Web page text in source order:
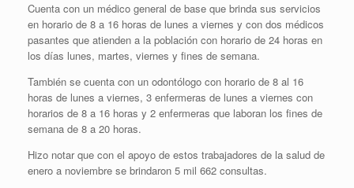
Cuenta con un médico general de base que brinda sus servicios
en horario de 8 a 16 horas de lunes a viernes y con dos médicos
pasantes que atienden a la población con horario de 24 horas en
los días lunes, martes, viernes y fines de semana.
También se cuenta con un odontólogo con horario de 8 al 16
horas de lunes a viernes, 3 enfermeras de lunes a viernes con
horarios de 8 a 16 horas y 2 enfermeras que laboran los fines de
semana de 8 a 20 horas.
Hizo notar que con el apoyo de estos trabajadores de la salud de
enero a noviembre se brindaron 5 mil 662 consultas.